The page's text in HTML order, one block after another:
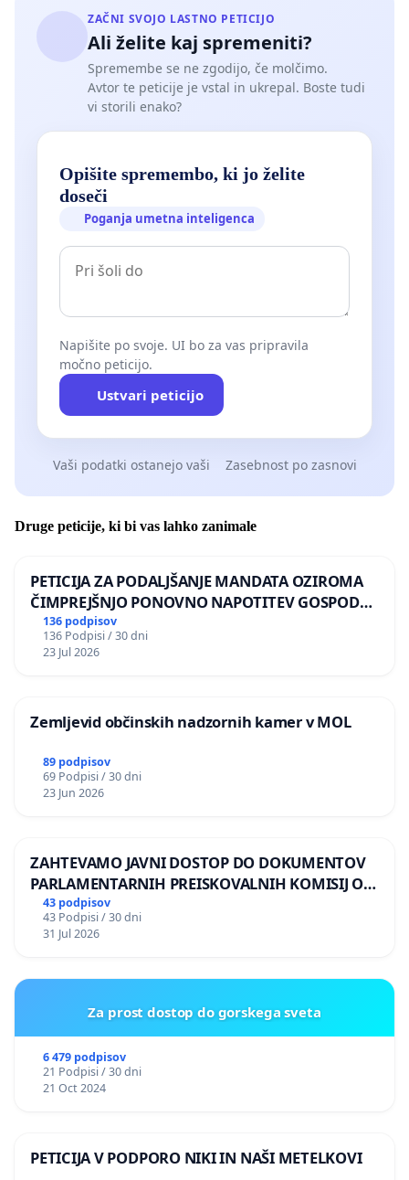
ZAČNI SVOJO LASTNO PETICIJO
Ali želite kaj spremeniti?
Spremembe se ne zgodijo, če molčimo.
Avtor te peticije je vstal in ukrepal. Boste tudi
vi storili enako?
Opišite spremembo, ki jo želite
doseči
Poganja umetna inteligenca
Napišite po svoje. UI bo za vas pripravila
močno peticijo.
Ustvari peticijo
Vaši podatki ostanejo vaši Zasebnost po zasnovi
Druge peticije, ki bi vas lahko zanimale
PETICIJA ZA PODALJŠANJE MANDATA OZIROMA
ČIMPREJŠNJO PONOVNO NAPOTITEV GOSPODA
BERNARDA ŠRAJNERJA NA VELEPOSLANIŠTVO
REPUBLIKE SLOVENIJE V MOSKVI
136 podpisov
136 Podpisi / 30 dni
23 Jul 2026
Zemljevid občinskih nadzornih kamer v MOL
89 podpisov
69 Podpisi / 30 dni
23 Jun 2026
ZAHTEVAMO JAVNI DOSTOP DO DOKUMENTOV
PARLAMENTARNIH PREISKOVALNIH KOMISIJ O
ILEGALNI TRGOVINI Z OROŽJEM
43 podpisov
43 Podpisi / 30 dni
31 Jul 2026
Za prost dostop do gorskega sveta
6 479 podpisov
21 Podpisi / 30 dni
21 Oct 2024
PETICIJA V PODPORO NIKI IN NAŠI METELKOVI